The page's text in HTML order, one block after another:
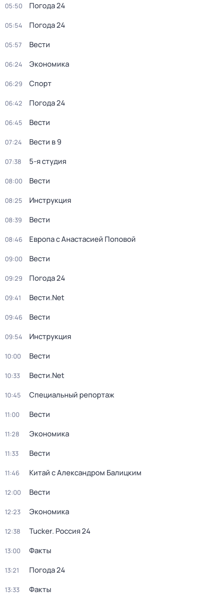
05:50 Погода 24
05:54 Погода 24
05:57 Вести
06:24 Экономика
06:29 Спорт
06:42 Погода 24
06:45 Вести
07:24 Вести в 9
07:38 5-я студия
08:00 Вести
08:25 Инструкция
08:39 Вести
08:46 Европа с Анастасией Поповой
09:00 Вести
09:29 Погода 24
09:41 Вести.Net
09:46 Вести
09:54 Инструкция
10:00 Вести
10:33 Вести.Net
10:45 Специальный репортаж
11:00 Вести
11:28 Экономика
11:33 Вести
11:46 Китай с Александром Балицким
12:00 Вести
12:23 Экономика
12:38 Tucker. Россия 24
13:00 Факты
13:21 Погода 24
13:33 Факты